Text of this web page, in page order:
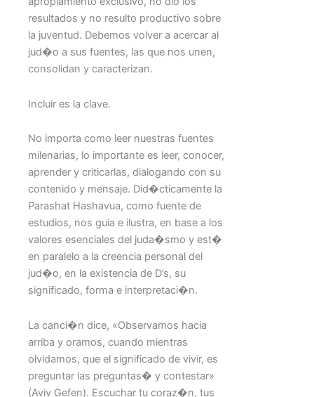
resultados y no resulto productivo sobre
la juventud. Debemos volver a acercar al
jud�o a sus fuentes, las que nos unen,
consolidan y caracterizan.
Incluir es la clave.
No importa como leer nuestras fuentes
milenarias, lo importante es leer, conocer,
aprender y criticarlas, dialogando con su
contenido y mensaje. Did�cticamente la
Parashat Hashavua, como fuente de
estudios, nos guia e ilustra, en base a los
valores esenciales del juda�smo y est�
en paralelo a la creencia personal del
jud�o, en la existencia de D’s, su
significado, forma e interpretaci�n.
La canci�n dice, «Observamos hacia
arriba y oramos, cuando mientras
olvidamos, que el significado de vivir, es
preguntar las preguntas� y contestar»
(Aviv Gefen). Escuchar tu coraz�n, tus